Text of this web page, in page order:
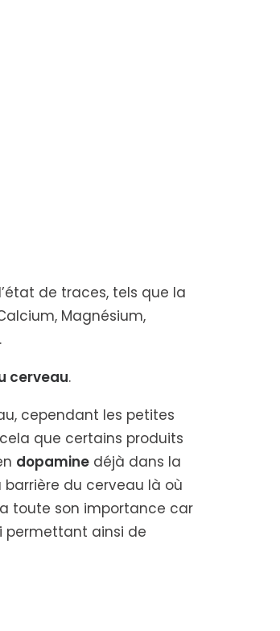
de traces, tels que la
Magnésium,
cerveau.
cependant les petites
que certains produits
dopamine déjà dans la
du cerveau là où
toute son importance car
permettant ainsi de